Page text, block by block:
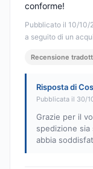
Pubblicato il 10/10/
a seguito di un
conforme!
Recensione
Risposta di
Pubblicata il 30/
Grazie per il
spedizione
abbia